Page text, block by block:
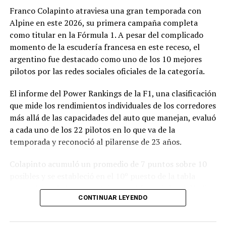
modificación vinculada a la composición societaria de la
empresa que obtuvo la concesión.
La novedad se conoce mientras la concesión del Minella
continúa envuelta en una delicadísima situación
jurídica. El proceso mediante el cual Minella Stadium
busca determinar si existieron irregularidades en la
licitación impulsada por el Municipio.
La causa, que avanza en la Justicia, derivó en
cuestionamientos de distintos sectores políticos y en
que pusieron bajo la lupa tanto el proceso licitatorio
firma concesionaria.
Franco Colapinto atraviesa una gran temporada con
Alpine en este 2026, su primera campaña completa
como titular en la Fórmula 1. A pesar del complicado
momento de la escudería francesa en este receso, el
argentino fue destacado como uno de los 10 mejores
pilotos por las redes sociales oficiales de la categoría.
El informe del Power Rankings de la F1, una clasificación
que mide los rendimientos individuales de los corredores
más allá de las capacidades del auto que manejan, evaluó
a cada uno de los 22 pilotos en lo que va de la
temporada y reconoció al pilarense de 23 años.
Colapinto acumuló un promedio de 7 puntos sobre 10
general, igualado en puntaje con el francés Isack Hadjar,
que logró estabilidad con la compleja segunda butaca de
CONTINUAR LEYENDO